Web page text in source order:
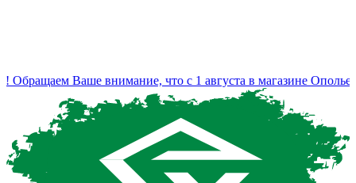
Ваше внимание, что с 1 августа в магазине Ополье